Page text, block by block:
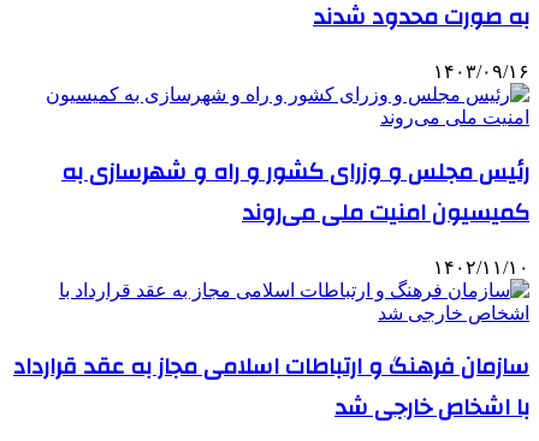
به صورت محدود شدند
۱۴۰۳/۰۹/۱۶
رئیس مجلس و وزرای کشور و راه و شهرسازی به
کمیسیون امنیت ملی می‌روند
۱۴۰۲/۱۱/۱۰
سازمان فرهنگ و ارتباطات اسلامی مجاز به عقد قرارداد
با اشخاص خارجی شد